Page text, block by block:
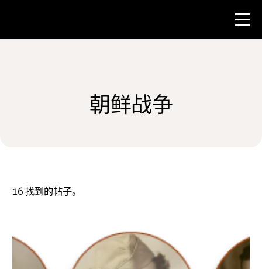
朝鲜战争
16 找到的帖子。